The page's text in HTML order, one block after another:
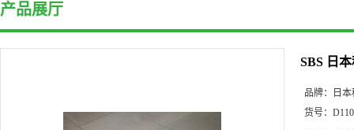
产品展厅
SBS 日
品牌：
日
货号：